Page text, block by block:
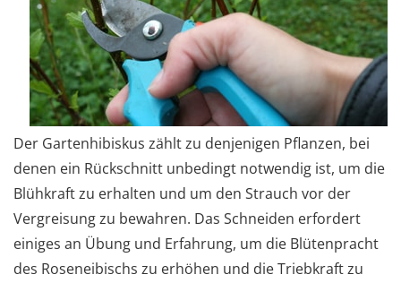
Der Gartenhibiskus zählt zu denjenigen Pflanzen, bei
denen ein Rückschnitt unbedingt notwendig ist, um die
Blühkraft zu erhalten und um den Strauch vor der
Vergreisung zu bewahren. Das Schneiden erfordert
einiges an Übung und Erfahrung, um die Blütenpracht
des Roseneibischs zu erhöhen und die Triebkraft zu